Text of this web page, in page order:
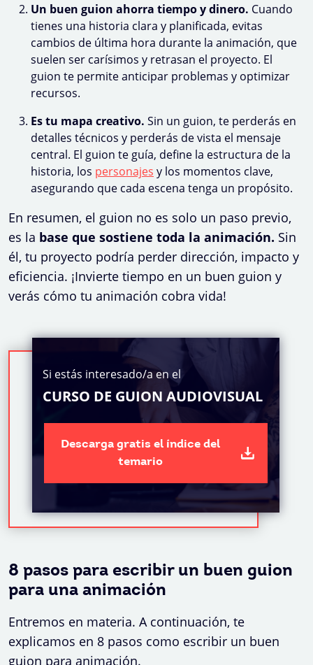
Un buen guion ahorra tiempo y dinero. Cuando
tienes una historia clara y planificada, evitas
cambios de última hora durante la animación, que
suelen ser carísimos y retrasan el proyecto. El
guion te permite anticipar problemas y optimizar
recursos.
Es tu mapa creativo. Sin un guion, te perderás en
detalles técnicos y perderás de vista el mensaje
central. El guion te guía, define la estructura de la
historia, los personajes y los momentos clave,
asegurando que cada escena tenga un propósito.
En resumen, el guion no es solo un paso previo,
es la base que sostiene toda la animación. Sin
él, tu proyecto podría perder dirección, impacto y
eficiencia. ¡Invierte tiempo en un buen guion y
verás cómo tu animación cobra vida!
Si estás interesado/a en el
CURSO DE GUION AUDIOVISUAL
Descarga gratis el índice del
temario
8 pasos para escribir un buen guion
para una animación
Entremos en materia. A continuación, te
explicamos en 8 pasos como escribir un buen
guion para animación.